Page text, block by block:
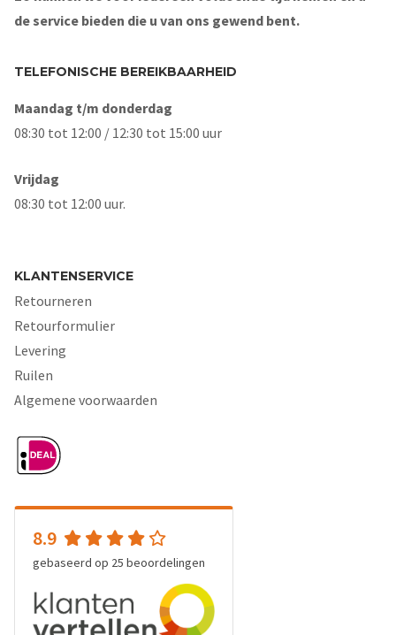
de service bieden die u van ons gewend bent.
TELEFONISCHE BEREIKBAARHEID
Maandag t/m donderdag
08:30 tot 12:00 / 12:30 tot 15:00 uur
Vrijdag
08:30 tot 12:00 uur.
KLANTENSERVICE
Retourneren
Retourformulier
Levering
Ruilen
Algemene voorwaarden
8.9
gebaseerd op 25 beoordelingen